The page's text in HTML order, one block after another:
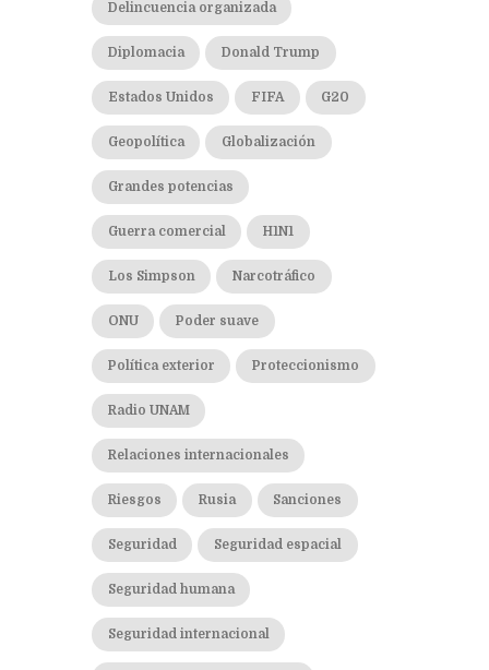
Delincuencia organizada
Diplomacia Donald Trump
Estados Unidos FIFA G20
Geopolítica Globalización
Grandes potencias
Guerra comercial H1N1
Los Simpson Narcotráfico
ONU Poder suave
Política exterior Proteccionismo
Radio UNAM
Relaciones internacionales
Riesgos Rusia Sanciones
Seguridad Seguridad espacial
Seguridad humana
Seguridad internacional